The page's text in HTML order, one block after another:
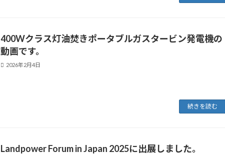
400Wクラス灯油焚きポータブルガスタービン発電機の
動画です。
2026年2月4日
続きを読む
Landpower Forum in Japan 2025に出展しました。